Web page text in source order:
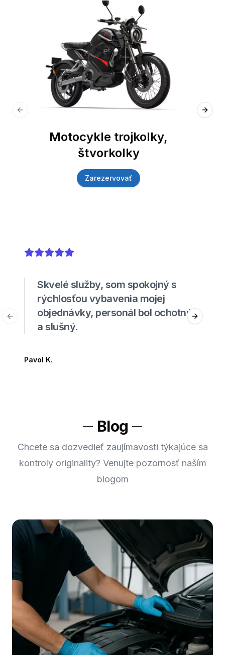
Motocykle trojkolky,
štvorkolky
Zarezervovať
Previous slide Next
5out of 5 stars
Skvelé služby, som spokojný s
rýchlosťou vybavenia mojej
objednávky, personál bol ochotný
a slušný.
Pavol K.
Previous slide Next
Blog
Chcete sa dozvedieť zaujímavosti týkajúce sa
kontroly originality? Venujte pozornosť naším
blogom